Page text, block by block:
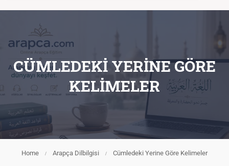
Home Arapça Dilbilgisi Cümledeki Yerine Göre Kelimeler
CÜMLEDEKI YERINE GÖRE
KELIMELER